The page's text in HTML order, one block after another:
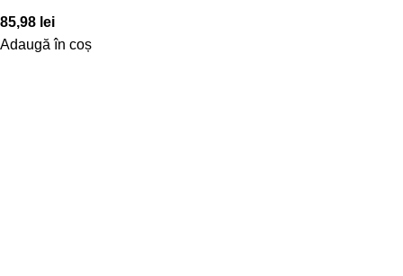
85,98 lei
Adaugă în coș